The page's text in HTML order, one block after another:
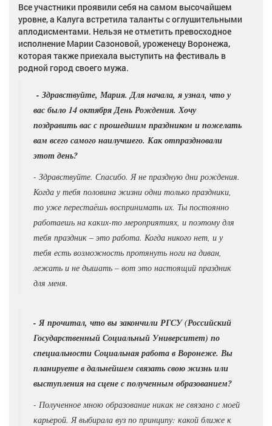
Все участники проявили себя на самом высочайшем
уровне, а Калуга встретила таланты с оглушительными
аплодисментами. Нельзя не отметить превосходное
исполнение Марии Сазоновой, уроженецу Воронежа,
которая также приехала выступить на фестиваль в
родной город своего мужа.
- Здравствуйте, Мария. Для начала, я узнал, что у
вас было 14 октября День Рождения. Хочу
поздравить вас с прошедшим праздником и пожелать
вам всего самого наилучшего. Как отпраздновали
этот день?
- Здравствуйте. Спасибо. Я не праздную дни рождения.
Когда у тебя половина жизни одни только праздники,
то уже перестаёшь воспринимать их. Ты постоянно
работаешь на каких-то мероприятиях, и поэтому для
тебя праздник – это работа. Когда никого нет, и у
тебя есть возможность протянуть ноги на диван,
лежать и не дышать – вот это настоящий праздник
для меня.
- Я прочитал, что вы закончили РГСУ (Российский
Государственный Социальный Университет) по
специальности Социальная работа в Воронеже. Вы
планируете в дальнейшем связать свою жизнь или
выступления на сцене с полученным образованием?
- Полученное мною образование никак не связано с моей
карьерой. Я выбирала вуз по принципу: какой ближе к